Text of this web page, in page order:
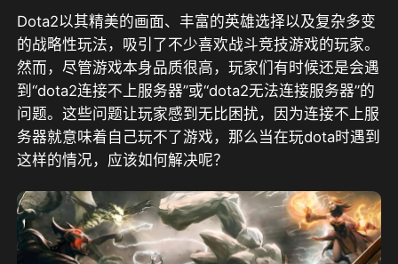
Dota2以其精美的画面、丰富的英雄选择以及复杂多变
的战略性玩法，吸引了不少喜欢战斗竞技游戏的玩家。
然而，尽管游戏本身品质很高，玩家们有时候还是会遇
到“dota2连接不上服务器”或“dota2无法连接服务器”的
问题。这些问题让玩家感到无比困扰，因为连接不上服
务器就意味着自己玩不了游戏，那么当在玩dota时遇到
这样的情况，应该如何解决呢？